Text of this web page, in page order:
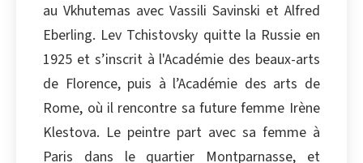
au Vkhutemas avec Vassili Savinski et Alfred
Eberling. Lev Tchistovsky quitte la Russie en
1925 et s’inscrit à l'Académie des beaux-arts
de Florence, puis à l’Académie des arts de
Rome, où il rencontre sa future femme Irène
Klestova. Le peintre part avec sa femme à
Paris dans le quartier Montparnasse, et
Copier